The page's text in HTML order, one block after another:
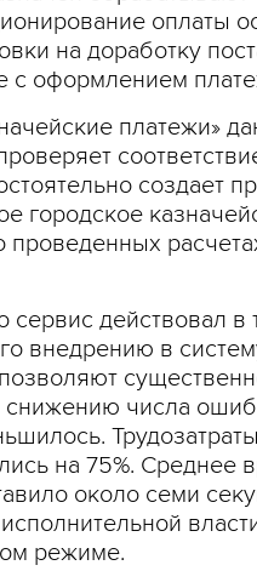
оплаты
на доработку
с оформлением
платежи»
создает
городское
сервис действовал
внедрению в
снижению числа
на 75%.
около семи
режиме.